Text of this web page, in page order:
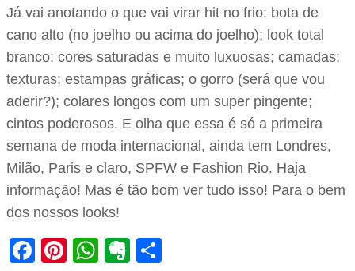
Já vai anotando o que vai virar hit no frio: bota de
cano alto (no joelho ou acima do joelho); look total
branco; cores saturadas e muito luxuosas; camadas;
texturas; estampas gráficas; o gorro (será que vou
aderir?); colares longos com um super pingente;
cintos poderosos. E olha que essa é só a primeira
semana de moda internacional, ainda tem Londres,
Milão, Paris e claro, SPFW e Fashion Rio. Haja
informação! Mas é tão bom ver tudo isso! Para o bem
dos nossos looks!
Facebook
Pinterest
WhatsApp
Evernote